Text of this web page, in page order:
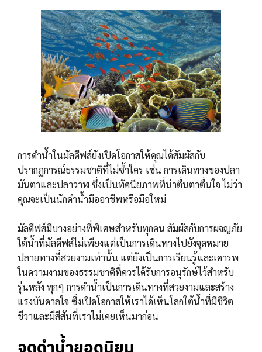
การดำน้ำในมัลดีฟส์ยังเปิดโอกาสให้คุณได้สัมผัสกับ
ปรากฏการณ์ธรรมชาติที่ไม่ซ้ำใคร เช่น การเดินทางของปลา
มันตาและปลาวาฬ ซึ่งเป็นทัศนียภาพที่น่าตื่นตาตื่นใจ ไม่ว่า
คุณจะเป็นนักดำน้ำมืออาชีพหรือมือใหม่
มัลดีฟส์มีบางอย่างที่พิเศษสำหรับทุกคน สัมผัสกับการผจญภัย
ใต้น้ำที่มัลดีฟส์ไม่เพียงแต่เป็นการเดินทางไปยังจุดหมาย
ปลายทางที่สวยงามเท่านั้น แต่ยังเป็นการเรียนรู้และเคารพ
ในความงามของธรรมชาติที่ควรได้รับการอนุรักษ์ไว้สำหรับ
รุ่นหลัง ทุกๆ การดำน้ำเป็นการเดินทางที่สวยงามและสร้าง
แรงบันดาลใจ ซึ่งเปิดโอกาสให้เราได้เห็นโลกใต้น้ำที่มีชีวิต
ชีวาและมีสีสันที่เราไม่เคยเห็นมาก่อน
จุดดำน้ำยอดนิยม